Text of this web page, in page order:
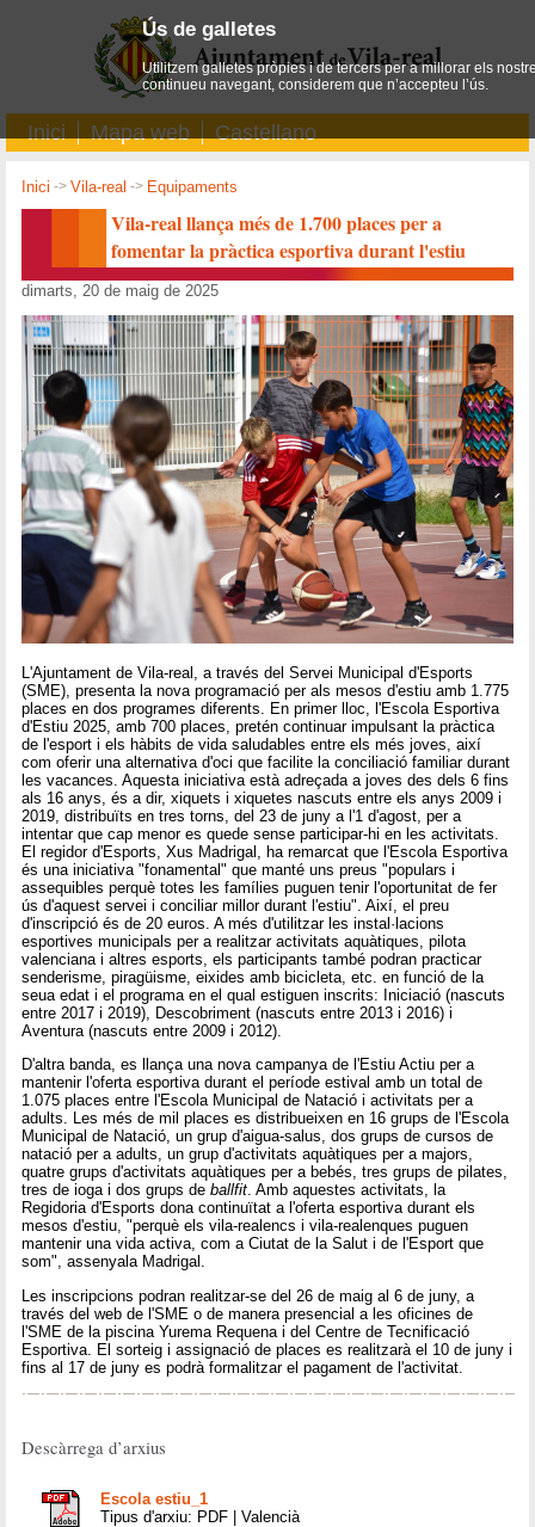
Inici Mapa web Castellano
Inici ->Vila-real -> Equipaments
Vila-real llança més de 1.700 places per a
fomentar la pràctica esportiva durant l'estiu
dimarts, 20 de maig de 2025
L'Ajuntament de Vila-real, a través del Servei Municipal d'Esports
(SME), presenta la nova programació per als mesos d'estiu amb 1.775
places en dos programes diferents. En primer lloc, l'Escola Esportiva
d'Estiu 2025, amb 700 places, pretén continuar impulsant la pràctica
de l'esport i els hàbits de vida saludables entre els més joves, així
com oferir una alternativa d'oci que facilite la conciliació familiar durant
les vacances. Aquesta iniciativa està adreçada a joves des dels 6 fins
als 16 anys, és a dir, xiquets i xiquetes nascuts entre els anys 2009 i
2019, distribuïts en tres torns, del 23 de juny a l'1 d'agost, per a
intentar que cap menor es quede sense participar-hi en les activitats.
El regidor d'Esports, Xus Madrigal, ha remarcat que l'Escola Esportiva
és una iniciativa "fonamental" que manté uns preus "populars i
assequibles perquè totes les famílies puguen tenir l'oportunitat de fer
ús d'aquest servei i conciliar millor durant l'estiu". Així, el preu
d'inscripció és de 20 euros. A més d'utilitzar les instal·lacions
esportives municipals per a realitzar activitats aquàtiques, pilota
valenciana i altres esports, els participants també podran practicar
senderisme, piragüisme, eixides amb bicicleta, etc. en funció de la
seua edat i el programa en el qual estiguen inscrits: Iniciació (nascuts
entre 2017 i 2019), Descobriment (nascuts entre 2013 i 2016) i
Aventura (nascuts entre 2009 i 2012).
D'altra banda, es llança una nova campanya de l'Estiu Actiu per a
mantenir l'oferta esportiva durant el període estival amb un total de
1.075 places entre l'Escola Municipal de Natació i activitats per a
adults. Les més de mil places es distribueixen en 16 grups de l'Escola
Municipal de Natació, un grup d'aigua-salus, dos grups de cursos de
natació per a adults, un grup d'activitats aquàtiques per a majors,
quatre grups d'activitats aquàtiques per a bebés, tres grups de pilates,
tres de ioga i dos grups deballfit. Amb aquestes activitats, la
Regidoria d'Esports dona continuïtat a l'oferta esportiva durant els
mesos d'estiu, "perquè els vila-realencs i vila-realenques puguen
mantenir una vida activa, com a Ciutat de la Salut i de l'Esport que
som", assenyala Madrigal.
Les inscripcions podran realitzar-se del 26 de maig al 6 de juny, a
través del web de l'SME o de manera presencial a les oficines de
l'SME de la piscina Yurema Requena i del Centre de Tecnificació
Esportiva. El sorteig i assignació de places es realitzarà el 10 de juny i
fins al 17 de juny es podrà formalitzar el pagament de l'activitat.
Descàrrega d’arxius
Escola estiu_1
Tipus d'arxiu: PDF | Valencià
Ús de galletes
Utilitzem galletes pròpies i de tercers per a millorar els
continueu navegant, considerem que n’accepteu l’ús.